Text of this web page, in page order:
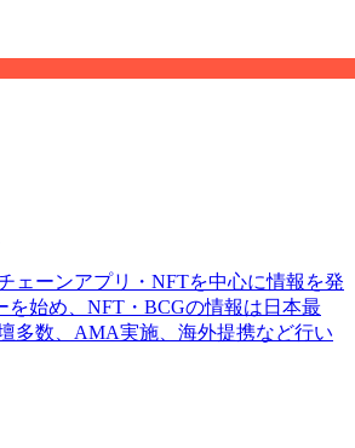
ェーンアプリ・NFTを中心に情報を発
を始め、NFT・BCGの情報は日本最
多数、AMA実施、海外提携など行い